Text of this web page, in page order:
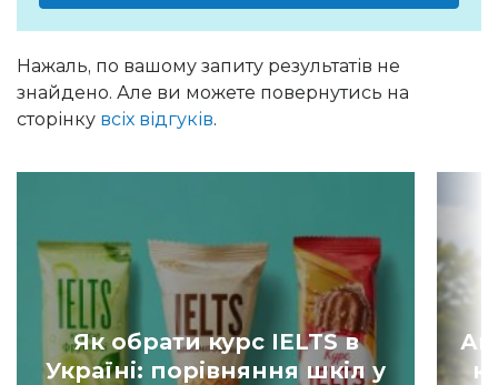
Нажаль, по вашому запиту результатів не
знайдено. Але ви можете повернутись на
сторінку всіх відгуків.
Як обрати курс IELTS в
Україні: порівняння шкіл у